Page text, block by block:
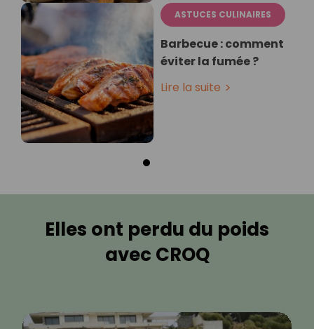
ASTUCES CULINAIRES
Barbecue : comment
éviter la fumée ?
Lire la suite
Elles ont perdu du poids
avec CROQ